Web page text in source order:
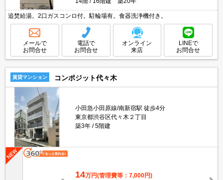
追焚給湯。2口ガスコンロ付。駐輪場有。食器洗浄機付き。
メールで
お問合せ
電話で
お問合せ
オンライン
来店
LINEで
お問合せ
賃貸マンション コンポジット代々木
小田急小田原線/南新宿駅 徒歩4分
東京都渋谷区代々木２丁目
築3年
5階建
14万円(管理費等：7,000円)